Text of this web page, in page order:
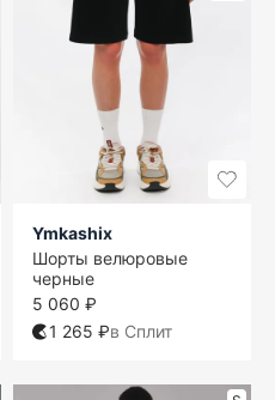
Ymkashix
Шорты велюровые
черные
5 060 ₽
1 265 ₽в Сплит